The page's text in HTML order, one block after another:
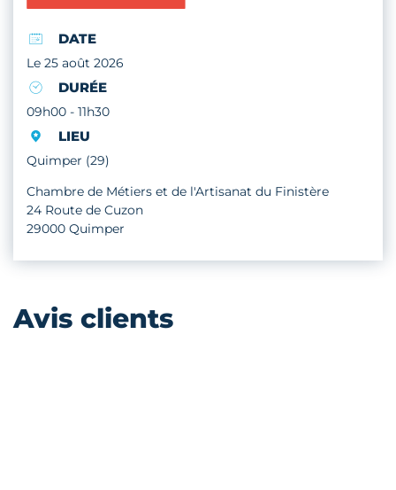
DATE
Le 25 août 2026
DURÉE
09h00 - 11h30
LIEU
Quimper (29)
Chambre de Métiers et de l'Artisanat du Finistère
24 Route de Cuzon
29000 Quimper
Avis clients